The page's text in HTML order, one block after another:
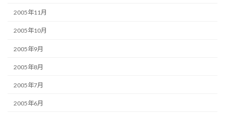
2005年11月
2005年10月
2005年9月
2005年8月
2005年7月
2005年6月